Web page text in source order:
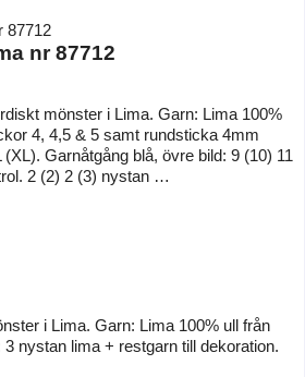
nr 87712
mönster i Lima. Garn: Lima 100%
4, 4,5 & 5 samt rundsticka 4mm
Garnåtgång blå, övre bild: 9 (10) 11
2 (2) 2 (3) nystan …
i Lima. Garn: Lima 100% ull från
nystan lima + restgarn till dekoration.